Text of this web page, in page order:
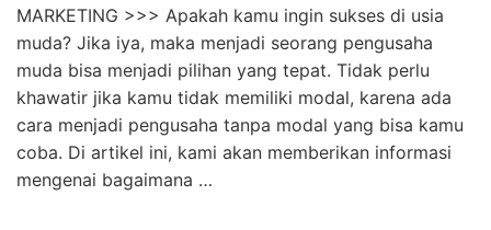
MARKETING >>> Apakah kamu ingin sukses di usia
muda? Jika iya, maka menjadi seorang pengusaha
muda bisa menjadi pilihan yang tepat. Tidak perlu
khawatir jika kamu tidak memiliki modal, karena ada
cara menjadi pengusaha tanpa modal yang bisa kamu
coba. Di artikel ini, kami akan memberikan informasi
mengenai bagaimana …